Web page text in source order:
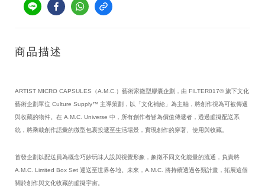
商品描述
ARTIST MICRO CAPSULES（A.M.C.）藝術家微型膠囊企劃，由 FILTER017® 旗下文化
藝術企劃單位 Culture Supply™ 主導策劃，以「文化補給」為主軸，將創作視為可被傳遞
與收藏的物件。在 A.M.C. Universe 中，所有創作者皆為價值傳遞者，透過虛擬配送系
統，將乘載創作語彙的微型包裹投遞至生活場景，實現創作的穿著、使用與收藏。
首發企劃以配送員為概念巧妙玩味人設與視覺形象，象徵不同文化能量的流通，負責將
A.M.C. Limited Box Set 運送至世界各地。未來，A.M.C. 將持續透過各類計畫，拓展這個
關於創作與文化收藏的虛擬宇宙。